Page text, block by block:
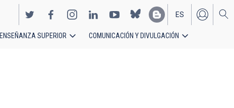
EN
ES
ENSEÑANZA SUPERIOR COMUNICACIÓN Y DIVULGACIÓN